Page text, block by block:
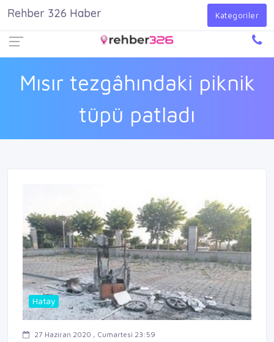
Giriş Yap
Mısır tezgâhındaki piknik
tüpü patladı
Rehber 326 Haber Kategoriler
Hatay
27 Haziran 2020 , Cumartesi 23:59